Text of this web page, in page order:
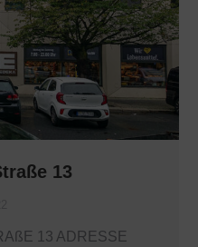
13
13 ADRESSE